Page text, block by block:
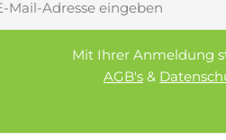
Mit Ihrer Anmeldung
AGB's &